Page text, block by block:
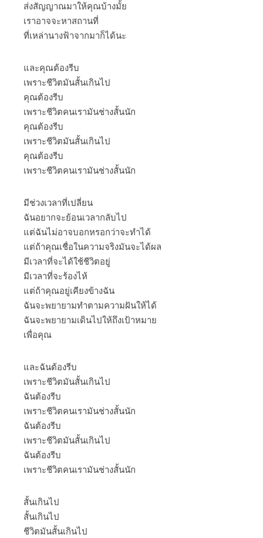
ส่งสัญญาณมาให้คุณบ้างมั้ย
เราอาจจะหาสถานที่
ที่เหล่านางฟ้าจากมาก็ได้นะ
และคุณต้องรีบ
เพราะชีวิตมันสั้นเกินไป
คุณต้องรีบ
เพราะชีวิตคนเรามันช่างสั้นนัก
คุณต้องรีบ
เพราะชีวิตมันสั้นเกินไป
คุณต้องรีบ
เพราะชีวิตคนเรามันช่างสั้นนัก
มีช่วงเวลาที่เปลี่ยน
ฉันอยากจะย้อนเวลากลับไป
แต่ฉันไม่อาจบอกหรอกว่าจะทำได้
แต่ถ้าคุณเชื่อในความจริงมันจะได้ผล
มีเวลาที่จะได้ใช้ชีวิตอยู่
มีเวลาที่จะร้องไห้
แต่ถ้าคุณอยู่เคียงข้างฉัน
ฉันจะพยายามทำตามความฝันให้ได้
ฉันจะพยายามเดินไปให้ถึงเป้าหมาย
เพื่อคุณ
และฉันต้องรีบ
เพราะชีวิตมันสั้นเกินไป
ฉันต้องรีบ
เพราะชีวิตคนเรามันช่างสั้นนัก
ฉันต้องรีบ
เพราะชีวิตมันสั้นเกินไป
ฉันต้องรีบ
เพราะชีวิตคนเรามันช่างสั้นนัก
สั้นเกินไป
สั้นเกินไป
ชีวิตมันสั้นเกินไป